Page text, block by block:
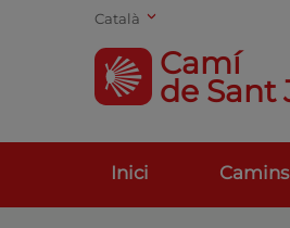
Català
Camí
de Sant
Inici